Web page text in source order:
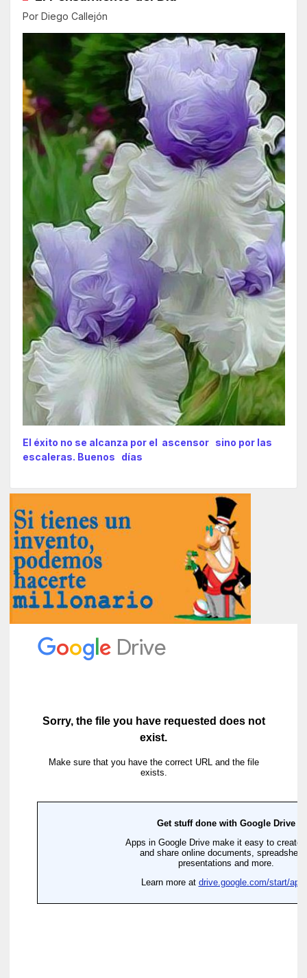
Por Diego Callejón
El éxito no se alcanza por el ascensor sino por las
escaleras. Buenos días